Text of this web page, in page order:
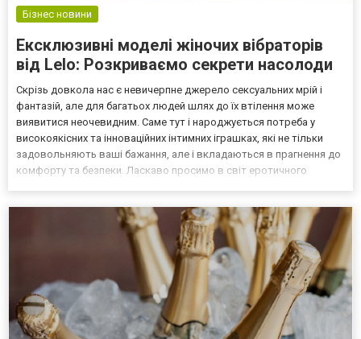
Бізнес новини
Ексклюзивні моделі жіночих вібраторів
від Lelo: Розкриваємо секрети насолоди
Скрізь довкола нас є невичерпне джерело сексуальних мрій і
фантазій, але для багатьох людей шлях до їх втілення може
виявитися неочевидним. Саме тут і народжується потреба у
високоякісних та інноваційних інтимних іграшках, які не тільки
задовольняють ваші бажання, але і вкладаються в прагнення до
комфорту та безпеки. Ласкаво просимо в світ еротичного